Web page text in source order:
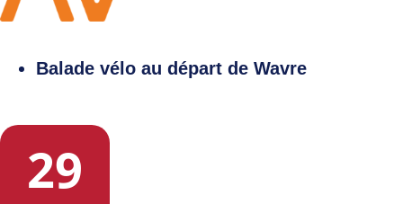
Balade vélo au départ de Wavre
29